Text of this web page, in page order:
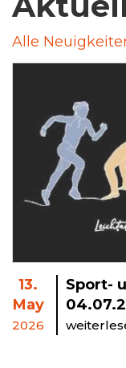
Alle
13.
May
2026
Sport-